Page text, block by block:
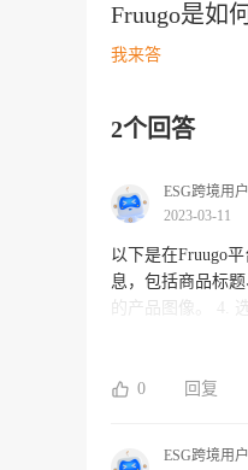
Fruugo是如
我来答
2个回答
ESG跨境用户
2023-03-11
以下是在Fruugo平台上上传商品的步骤： 1. 登录Fruugo
息，包括商品标题、描述、品牌、价
的产品图像。 4. 选择商品的类别和子类别，以便买家可以更轻松地搜索和浏览您的商品。 5. 确认并提交产品，审核通过后就可以
0 回复
ESG跨境用户